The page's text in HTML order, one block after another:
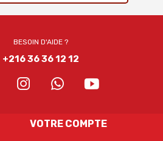
BESOIN D'AIDE ?
+216 36 36 12 12
VOTRE COMPTE